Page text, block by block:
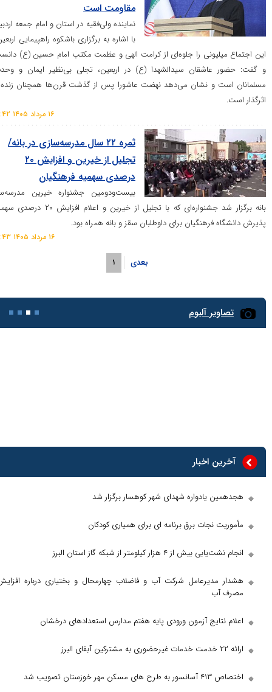
مقاومت است
نماینده ولی‌فقیه در استان و امام جمعه اردبیل
با اشاره به برگزاری باشکوه راهپیمایی اربعین،
را جلوه‌ای از کرامت الهی و عظمت مکتب امام حسین (ع) دانست
سیدالشهدا (ع) در اربعین، تجلی بی‌نظیر ایمان و وحدت
و نشان می‌دهد نهضت عاشورا پس از گذشت قرن‌ها همچنان زنده و
ثمره ۲۲ سال مدرسه‌سازی در بانه/
تجلیل از خیرین و افزایش ۲۰
درصدی سهمیه فرهنگیان
بیست‌ودومین جشنواره خیرین مدرسه‌ساز
بانه برگزار شد جشنواره‌ای که با تجلیل از خیرین و اعلام افزایش ۲۰ درصدی سهمیه
برای داوطلبان سقز و بانه همراه بود.
آلبوم
اخبار
یادواره شهدای شهر کوهسار برگزار شد
نجات برق برنامه ای برای همیاری کودکان
۴ هزار کیلومتر از شبکه گاز استان البرز
شرکت آب و فاضلاب چهارمحال و بختیاری درباره افزایش
آزمون ورودی پایه هفتم مدارس استعداد‌های درخشان